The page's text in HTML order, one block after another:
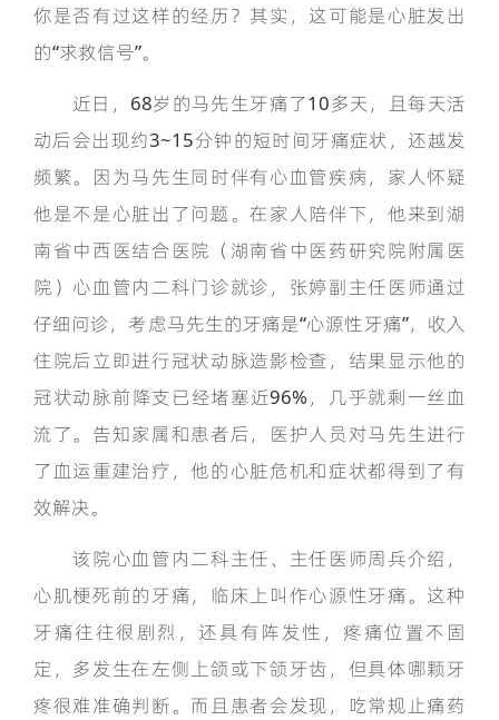
你是否有过这样的经历？其实，这可能是心脏发出
的“求救信号”。
近日，68岁的马先生牙痛了10多天，且每天活
动后会出现约3~15分钟的短时间牙痛症状，还越发
频繁。因为马先生同时伴有心血管疾病，家人怀疑
他是不是心脏出了问题。在家人陪伴下，他来到湖
南省中西医结合医院（湖南省中医药研究院附属医
院）心血管内二科门诊就诊，张婷副主任医师通过
仔细问诊，考虑马先生的牙痛是“心源性牙痛”，收入
住院后立即进行冠状动脉造影检查，结果显示他的
冠状动脉前降支已经堵塞近96%，几乎就剩一丝血
流了。告知家属和患者后，医护人员对马先生进行
了血运重建治疗，他的心脏危机和症状都得到了有
效解决。
该院心血管内二科主任、主任医师周兵介绍，
心肌梗死前的牙痛，临床上叫作心源性牙痛。这种
牙痛往往很剧烈，还具有阵发性，疼痛位置不固
定，多发生在左侧上颌或下颌牙齿，但具体哪颗牙
疼很难准确判断。而且患者会发现，吃常规止痛药